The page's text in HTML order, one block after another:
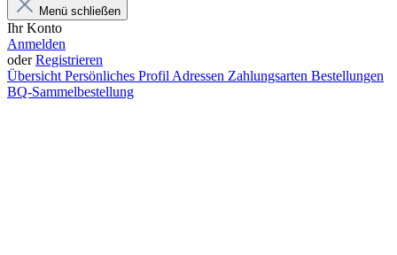
Menü schließen
Ihr Konto
Anmelden
oderRegistrieren
Übersicht Persönliches Profil Adressen Zahlungsarten Bestellungen
BQ-Sammelbestellung